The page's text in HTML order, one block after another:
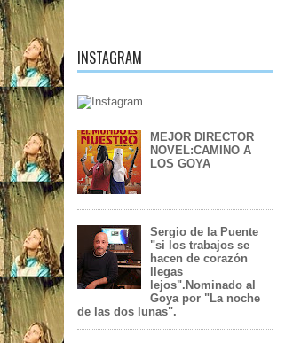
INSTAGRAM
MEJOR DIRECTOR
NOVEL:CAMINO A
LOS GOYA
Sergio de la Puente
"si los trabajos se
hacen de corazón
llegas
lejos".Nominado al
Goya por "La noche
de las dos lunas".